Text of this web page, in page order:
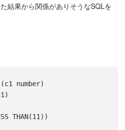
結果から関係がありそうなSQLを
number)
THAN(11))